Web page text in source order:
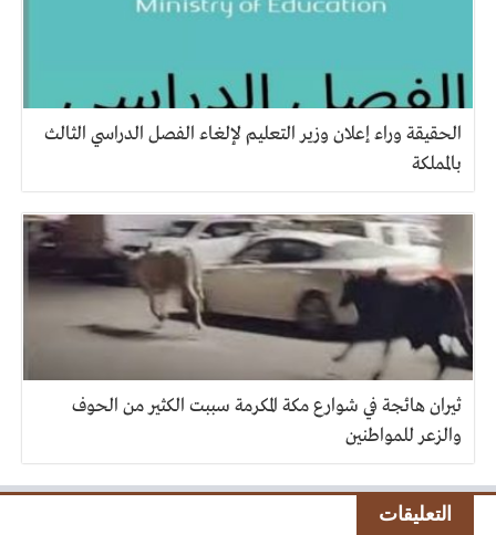
الحقيقة وراء إعلان وزير التعليم لإلغاء الفصل الدراسي الثالث
بالمملكة
ثيران هائجة في شوارع مكة المكرمة سببت الكثير من الحوف
والزعر للمواطنين
التعليقات